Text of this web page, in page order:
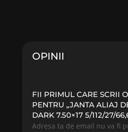
OPINII
FII PRIMUL CARE SCRII
PENTRU „JANTA ALIAJ
DARK 7.50×17 5/112/27/
Adresa ta de email nu va fi